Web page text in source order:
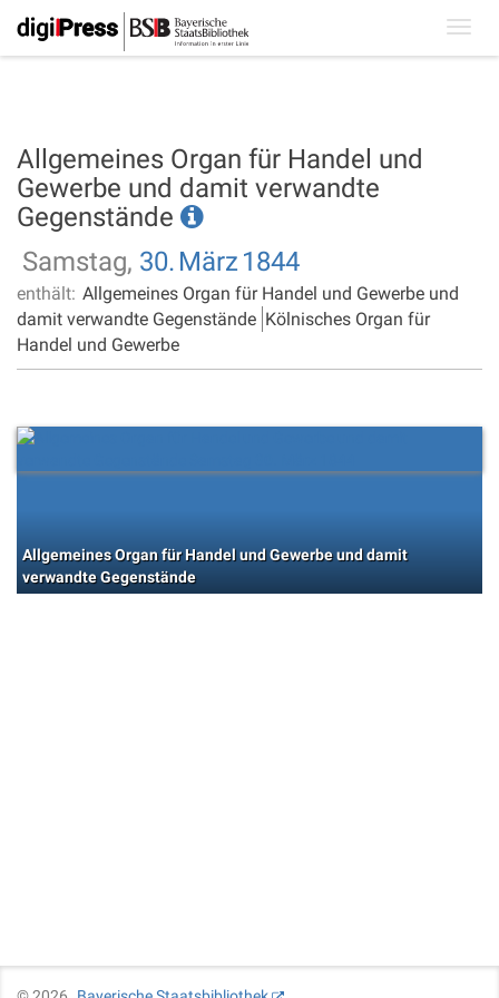
Allgemeines Organ für Handel und
Gewerbe und damit verwandte
Gegenstände
Samstag, 30. März 1844
enthält: Allgemeines Organ für Handel und Gewerbe und
damit verwandte Gegenstände Kölnisches Organ für
Handel und Gewerbe
Allgemeines Organ für Handel und Gewerbe und damit
verwandte Gegenstände